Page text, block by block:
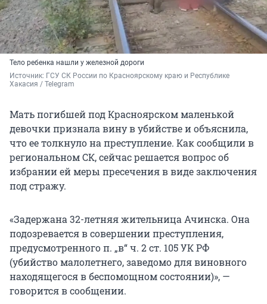
Тело ребенка нашли у железной дороги
Источник: ГСУ СК России по Красноярскому краю и Республике
Хакасия / Telegram
Мать погибшей под Красноярском маленькой
девочки признала вину в убийстве и объяснила,
что ее толкнуло на преступление. Как сообщили в
региональном СК, сейчас решается вопрос об
избрании ей меры пресечения в виде заключения
под стражу.
«Задержана 32-летняя жительница Ачинска. Она
подозревается в совершении преступления,
предусмотренного п. „в“ ч. 2 ст. 105 УК РФ
(убийство малолетнего, заведомо для виновного
находящегося в беспомощном состоянии)», —
говорится в сообщении.